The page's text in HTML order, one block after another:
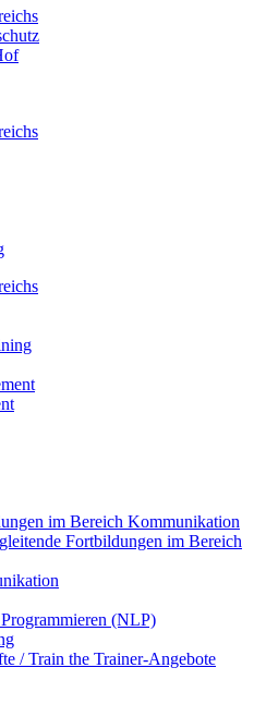
im Bereich Kommunikation
Fortbildungen im Bereich
(NLP)
/ Train the Trainer-Angebote